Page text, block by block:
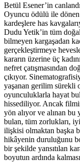
Betül Esener’in
Oyuncu ödülü ile
kardeşlere has
Dudu Yetik’in tüm
bilmeyen kargaşadan
gerçekleştirmeye
kararın üzerine üç
nefret çatışmasından
çıkıyor.
yaşanan gerilim sürekli
oyunculuklarla hayat
hissediliyor. Ancak
yön alıyor ve alınan
bulan, tüm zorlukları,
ilişkisi olmaktan başka
hikâyenin duruluğunu
bir şekilde yansıtılan
boyutun ardında